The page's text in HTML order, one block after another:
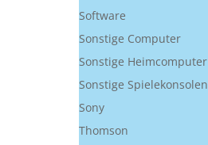
Software
Sonstige Computer
Sonstige Heimcomputer
Sonstige Spielekonsolen
Sony
Thomson